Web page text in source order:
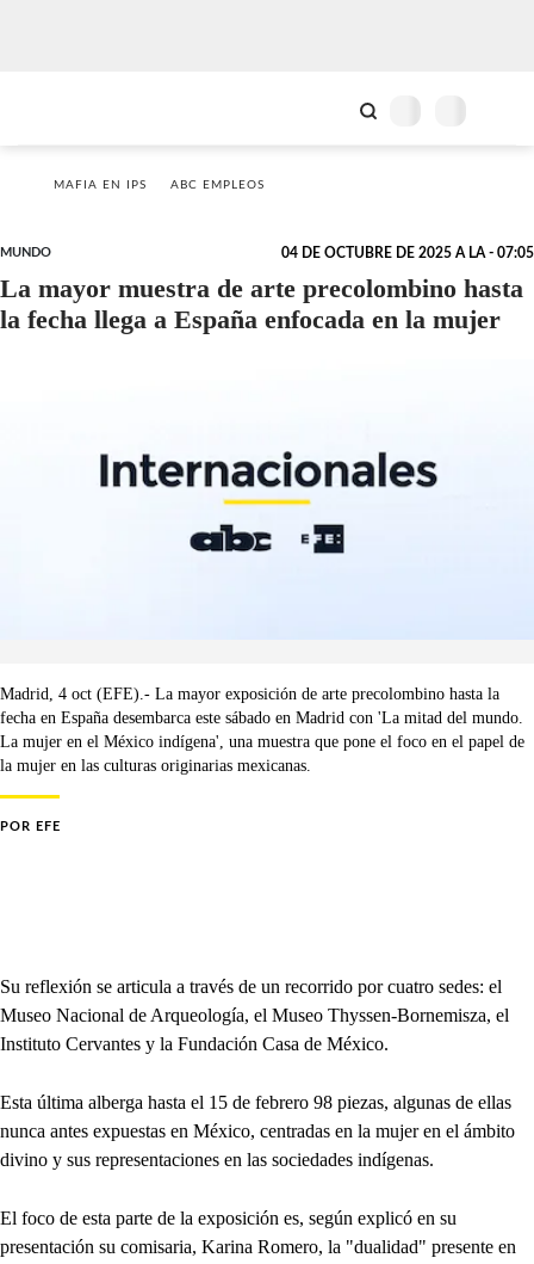
MAFIA EN IPS ABC EMPLEOS
MUNDO 04 DE OCTUBRE DE 2025 A LA - 07:05
La mayor muestra de arte precolombino hasta
la fecha llega a España enfocada en la mujer
Madrid, 4 oct (EFE).- La mayor exposición de arte precolombino hasta la
fecha en España desembarca este sábado en Madrid con 'La mitad del mundo.
La mujer en el México indígena', una muestra que pone el foco en el papel de
la mujer en las culturas originarias mexicanas.
POR EFE
Su reflexión se articula a través de un recorrido por cuatro sedes: el
Museo Nacional de Arqueología, el Museo Thyssen-Bornemisza, el
Instituto Cervantes y la Fundación Casa de México.
Esta última alberga hasta el 15 de febrero 98 piezas, algunas de ellas
nunca antes expuestas en México, centradas en la mujer en el ámbito
divino y sus representaciones en las sociedades indígenas.
El foco de esta parte de la exposición es, según explicó en su
presentación su comisaria, Karina Romero, la "dualidad" presente en